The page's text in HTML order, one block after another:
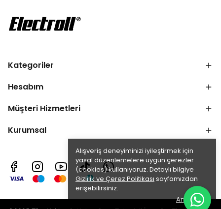
Alışveriş deneyiminizi iyileştirmek için
yasal düzenlemelere uygun çerezler
(cookies) kullanıyoruz. Detaylı bilgiye
Gizlilik ve Çerez Politikası sayfamızdan
erişebilirsiniz.
Anladım
Kategoriler
Hesabım
Müşteri Hizmetleri
Kurumsal